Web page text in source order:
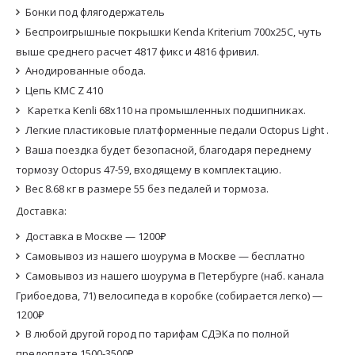
Бонки под флягодержатель
Беспроигрышные покрышки Kenda Kriterium 700x25C, чуть
выше среднего расчет 4817 фикс и 4816 фривил.
Анодированные обода.
Цепь KMC Z 410
Каретка Kenli 68x110 на промышленных подшипниках.
Легкие пластиковые платформенные педали Octopus Light .
Ваша поездка будет безопасной, благодаря переднему
тормозу Octopus 47-59, входящему в комплектацию.
Вес 8.68 кг в размере 55 без педалей и тормоза.
Доставка:
Доставка в Москве — 1200₽
Самовывоз из нашего шоурума в Москве — бесплатно
Самовывоз из нашего шоурума в Петербурге (наб. канала
Грибоедова, 71) велосипеда в коробке (собирается легко) —
1200₽
В любой другой город по тарифам СДЭКа по полной